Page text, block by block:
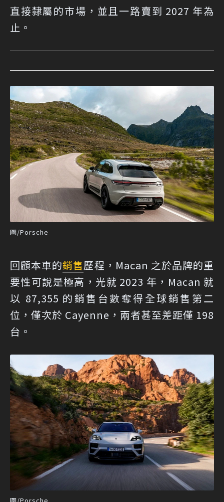
直接隸屬的市場，並且一路賣到 2027 年為
止。
圖/Porsche
回顧本車的銷售歷程，Macan 之於品牌的重
要性可說是極高，光就 2023 年，Macan 就
以 87,355 的銷售台數奪得全球銷售第二
位，僅次於 Cayenne，兩者甚至差距僅 198
台。